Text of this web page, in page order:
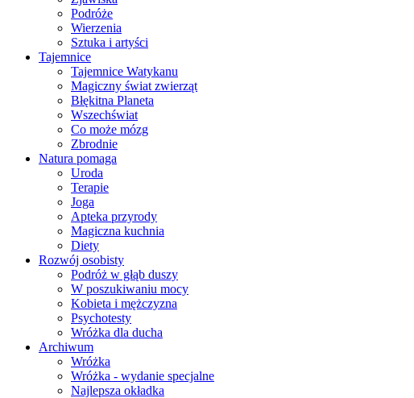
Podróże
Wierzenia
Sztuka i artyści
Tajemnice
Tajemnice Watykanu
Magiczny świat zwierząt
Błękitna Planeta
Wszechświat
Co może mózg
Zbrodnie
Natura pomaga
Uroda
Terapie
Joga
Apteka przyrody
Magiczna kuchnia
Diety
Rozwój osobisty
Podróż w głąb duszy
W poszukiwaniu mocy
Kobieta i mężczyzna
Psychotesty
Wróżka dla ducha
Archiwum
Wróżka
Wróżka - wydanie specjalne
Najlepsza okładka